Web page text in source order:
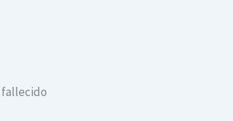
fallecido